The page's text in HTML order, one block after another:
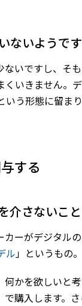
ないようです
いですし、そ
いきません。
う形態に留ま
する
介さないこ
カーがデジタル
ル」というもの
何かを欲しいと
で購入します。